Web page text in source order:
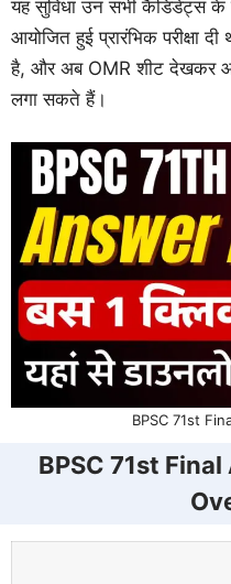
यह सुविधा उन सभी कैंडिडेट्स के
आयोजित हुई प्रारंभिक परीक्षा
है, और अब OMR शीट देखकर
लगा सकते हैं।
BPSC 71st
BPSC 71st